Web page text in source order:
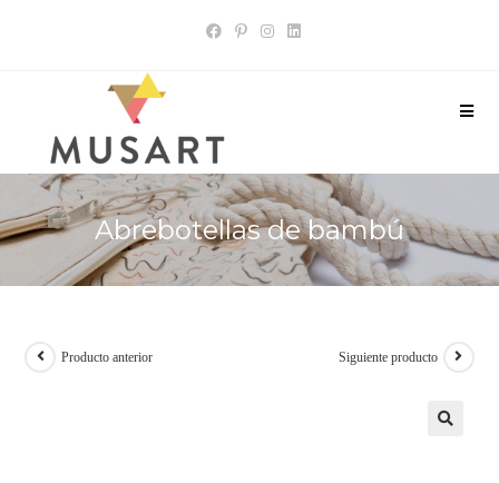
Abrebotellas de bambú
Producto anterior Siguiente producto